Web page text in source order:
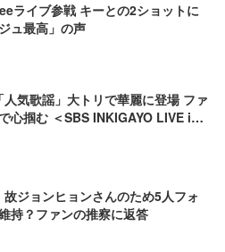
ライブ参戦 キーとの2ショットに
ュ最高」の声
気歌謡」大トリで華麗に登場 ファ
心掴む ＜SBS INKIGAYO LIVE in
ジョンヒョンさんのため5人フォ
持？ファンの推察に返答